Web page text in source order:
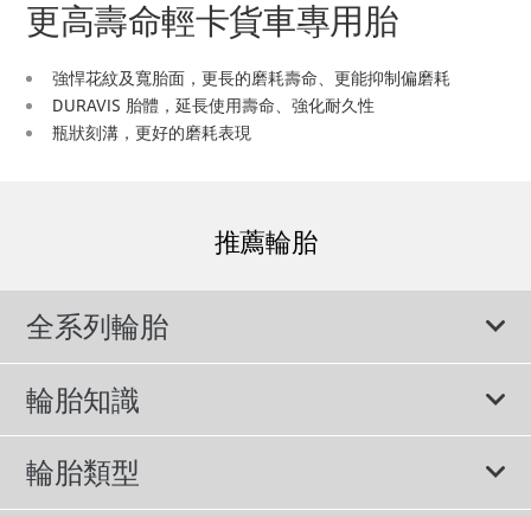
更高壽命輕卡貨車專用胎
強悍花紋及寬胎面，更長的磨耗壽命、更能抑制偏磨耗
DURAVIS 胎體，延長使用壽命、強化耐久性
瓶狀刻溝，更好的磨耗表現
推薦輪胎
全系列輪胎
輪胎知識
輪胎說明書
輪胎標示與尺寸
輪胎類型